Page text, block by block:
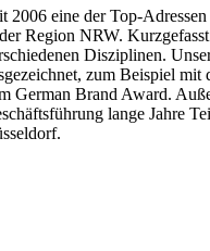
2006 eine der Top-
Region NRW.
Disziplinen.
zum Beispiel
German Brand Award.
lange Jahre